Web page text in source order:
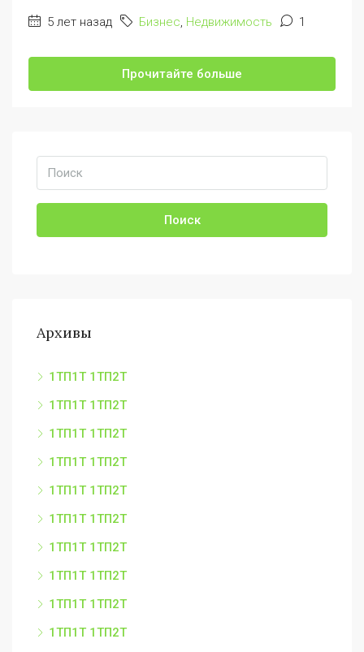
5 лет назад Бизнес Недвижимость 1
Прочитайте больше
Поиск
Архивы
1ТП1Т 1ТП2Т
1ТП1Т 1ТП2Т
1ТП1Т 1ТП2Т
1ТП1Т 1ТП2Т
1ТП1Т 1ТП2Т
1ТП1Т 1ТП2Т
1ТП1Т 1ТП2Т
1ТП1Т 1ТП2Т
1ТП1Т 1ТП2Т
1ТП1Т 1ТП2Т